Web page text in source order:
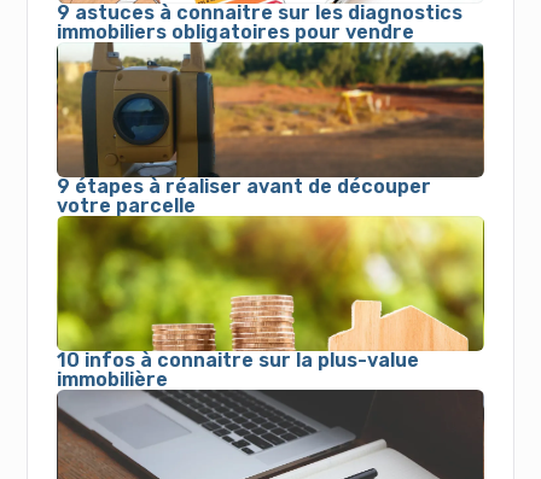
9 astuces à connaitre sur les diagnostics
immobiliers obligatoires pour vendre
9 étapes à réaliser avant de découper
votre parcelle
10 infos à connaitre sur la plus-value
immobilière